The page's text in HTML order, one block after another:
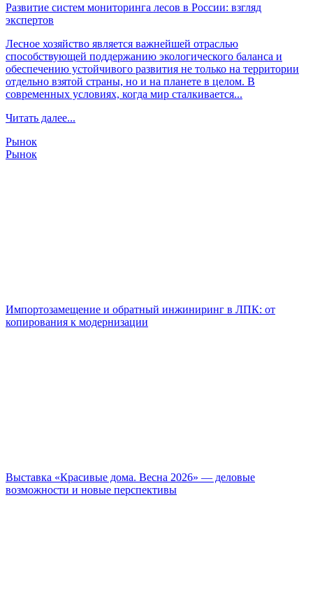
Развитие систем мониторинга лесов в России: взгляд
экспертов
Лесное хозяйство является важнейшей отраслью
способствующей поддержанию экологического баланса и
обеспечению устойчивого развития не только на территории
отдельно взятой страны, но и на планете в целом. В
современных условиях, когда мир сталкивается...
Читать далее...
Рынок
Рынок
Импортозамещение и обратный инжиниринг в ЛПК: от
копирования к модернизации
Выставка «Красивые дома. Весна 2026» — деловые
возможности и новые перспективы